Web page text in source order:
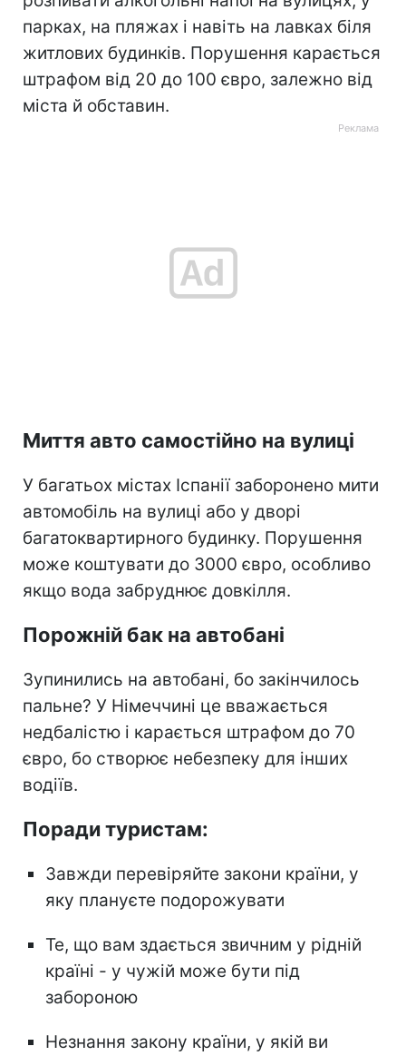
парках, на пляжах і навіть на лавках біля
житлових будинків. Порушення карається
штрафом від 20 до 100 євро, залежно від
міста й обставин.
Миття авто самостійно на вулиці
У багатьох містах Іспанії заборонено мити
автомобіль на вулиці або у дворі
багатоквартирного будинку. Порушення
може коштувати до 3000 євро, особливо
якщо вода забруднює довкілля.
Порожній бак на автобані
Зупинились на автобані, бо закінчилось
пальне? У Німеччині це вважається
недбалістю і карається штрафом до 70
євро, бо створює небезпеку для інших
водіїв.
Поради туристам:
Завжди перевіряйте закони країни, у
яку плануєте подорожувати
Те, що вам здається звичним у рідній
країні - у чужій може бути під
забороною
Незнання закону країни, у якій ви